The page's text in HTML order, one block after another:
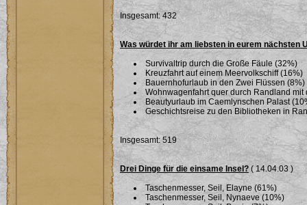
Insgesamt: 432
Was würdet ihr am liebsten in eurem nächsten
Survivaltrip durch die Große Fäule (32%)
Kreuzfahrt auf einem Meervolkschiff (16%)
Bauernhofurlaub in den Zwei Flüssen (8%)
Wohnwagenfahrt quer durch Randland mit
Beautyurlaub im Caemlynschen Palast
Geschichtsreise zu den Bibliotheken in
Insgesamt: 519
Drei Dinge für die einsame Insel?( 14.04.03 )
Taschenmesser, Seil, Elayne (61%)
Taschenmesser, Seil, Nynaeve (10%)